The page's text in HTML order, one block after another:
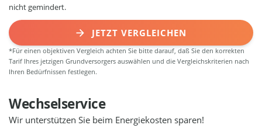
nicht gemindert.
JETZT VERGLEICHEN
*Für einen objektiven Vergleich achten Sie bitte darauf, daß Sie den korrekten
Tarif Ihres jetzigen Grundversorgers auswählen und die Vergleichskriterien nach
Ihren Bedürfnissen festlegen.
Wechselservice
Wir unterstützen Sie beim Energiekosten sparen!